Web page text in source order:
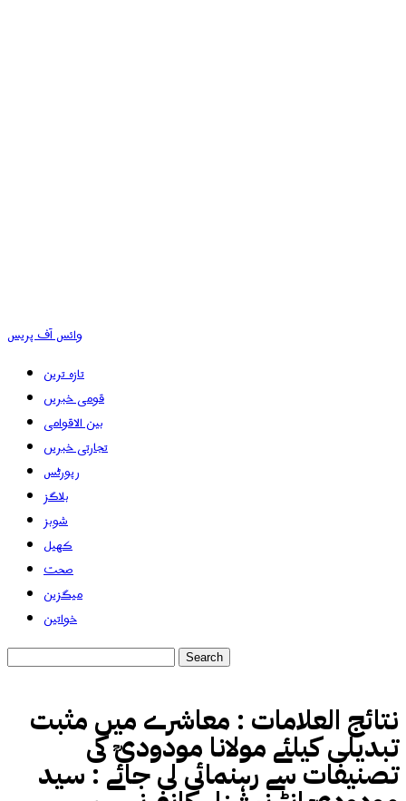
وائس آف پریس
تازہ ترین
قومی خبریں
بین الاقوامی
تجارتی خبریں
رپورٹس
بلاگز
شوبز
کھیل
صحت
میگزین
خواتین
نتائج العلامات : معاشرے میں مثبت
تبدیلی کیلئے مولانا مودودیؒ کی
تصنیفات سے رہنمائی لی جائے : سید